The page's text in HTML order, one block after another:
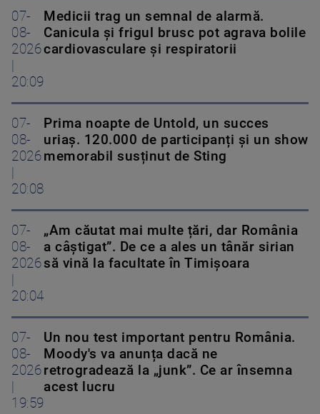
07-
08-
2026
20:09
Medicii trag un semnal de alarmă.
Canicula și frigul brusc pot agrava bolile
cardiovasculare și respiratorii
07-
08-
2026
20:08
Prima noapte de Untold, un succes
uriaș. 120.000 de participanți și un show
memorabil susținut de Sting
07-
08-
2026
20:04
„Am căutat mai multe țări, dar România
a câștigat”. De ce a ales un tânăr sirian
să vină la facultate în Timișoara
07-
08-
2026
19:59
Un nou test important pentru România.
Moody's va anunța dacă ne
retrogradează la „junk”. Ce ar însemna
acest lucru